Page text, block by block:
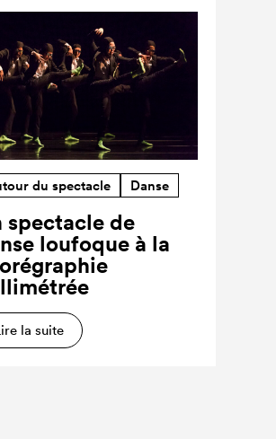
du spectacle Danse
spectacle de
loufoque à la
la suite